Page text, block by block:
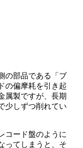
の部品である「ブ
の偏摩耗を引き起
属製ですが、長期
少しずつ削れてい
コード盤のように
ってしまうと、そ